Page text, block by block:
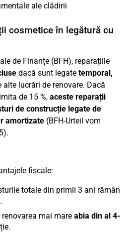
ale clădirii
cosmetice în legătură cu
de Finanțe (BFH), reparațiile
dacă sunt legate temporal,
alte lucrări de renovare. Dacă
de 15 %, aceste reparații
de construcție legate de
amortizate (BFH-Urteil vom
fiscale:
totale din primii 3 ani rămân
.
mai mare abia din al 4-